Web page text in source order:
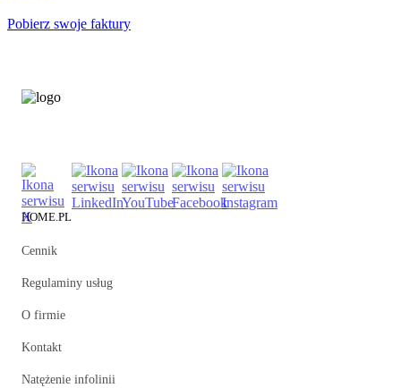
Pobierz swoje faktury
HOME.PL
Cennik
Regulaminy usług
O firmie
Kontakt
Natężenie infolinii